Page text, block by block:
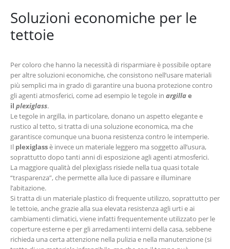
Soluzioni economiche per le
tettoie
Per coloro che hanno la necessità di risparmiare è possibile optare
per altre soluzioni economiche, che consistono nell’usare materiali
più semplici ma in grado di garantire una buona protezione contro
gli agenti atmosferici, come ad esempio le tegole in argillae
il plexiglass.
Le tegole in argilla, in particolare, donano un aspetto elegante e
rustico al tetto, si tratta di una soluzione economica, ma che
garantisce comunque una buona resistenza contro le intemperie.
Il plexiglassè invece un materiale leggero ma soggetto all’usura,
soprattutto dopo tanti anni di esposizione agli agenti atmosferici.
La maggiore qualità del plexiglass risiede nella tua quasi totale
“trasparenza”, che permette alla luce di passare e illuminare
l’abitazione.
Si tratta di un materiale plastico di frequente utilizzo, soprattutto per
le tettoie, anche grazie alla sua elevata resistenza agli urti e ai
cambiamenti climatici, viene infatti frequentemente utilizzato per le
coperture esterne e per gli arredamenti interni della casa, sebbene
richieda una certa attenzione nella pulizia e nella manutenzione (si